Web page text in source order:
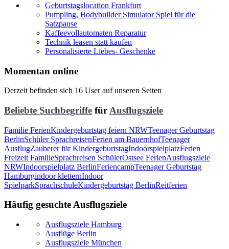
Geburtstagslocation Frankfurt
Pumpling, Bodybuilder Simulator Spiel für die
Satzpause
Kaffeevollautomaten Reparatur
Technik leasen statt kaufen
Personalisierte Liebes- Geschenke
Momentan online
Derzeit befinden sich 16 User auf unseren Seiten
Beliebte Suchbegriffe für Ausflugsziele
Familie FerienKindergeburtstag feiern NRWTeenager Geburtstag
BerlinSchüler SprachreisenFerien am BauernhofTeenager
AusflugZauberer für KindergeburtstagIndoorspielplatzFerien
Freizeit FamilieSprachreisen SchülerOstsee FerienAusflugsziele
NRWIndoorspielplatz BerlinFeriencampTeenager Geburtstag
Hamburgindoor kletternIndoor
SpielparkSprachschuleKindergeburtstag BerlinReitferien
Häufig gesuchte Ausflugsziele
Ausflugsziele Hamburg
Ausflüge Berlin
Ausflugsziele München